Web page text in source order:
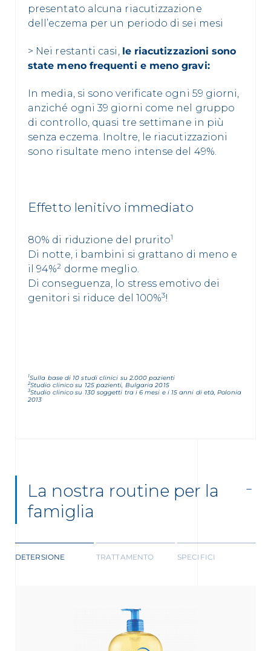
presentato alcuna riacutizzazione
dell’eczema per un periodo di sei mesi
> Nei restanti casi, le riacutizzazioni sono
state meno frequenti e meno gravi:
In media, si sono verificate ogni 59 giorni,
anziché ogni 39 giorni come nel gruppo
di controllo, quasi tre settimane in più
senza eczema. Inoltre, le riacutizzazioni
sono risultate meno intense del 49%.
Effetto lenitivo immediato
80% di riduzione del prurito1
Di notte, i bambini si grattano di meno e
il 94%2 dorme meglio.
Di conseguenza, lo stress emotivo dei
genitori si riduce del 100%3!
1Sulla base di 10 studi clinici su 2.000 pazienti
2Studio clinico su 125 pazienti, Bulgaria 2015
3Studio clinico su 130 soggetti tra i 6 mesi e i 15 anni di età, Polonia
2013
La nostra routine per la
famiglia
DETERSIONE TRATTAMENTO SPECIFICI